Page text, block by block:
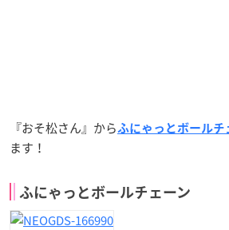
『おそ松さん』から ふにゃっとボールチ
ます！
ふにゃっとボールチェーン